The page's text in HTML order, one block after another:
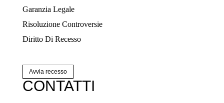
Garanzia Legale
Risoluzione Controversie
Diritto Di Recesso
Avvia recesso
CONTATTI